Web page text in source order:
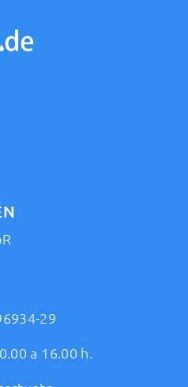
29
a 16.00 h.